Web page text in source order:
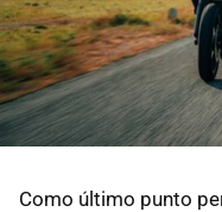
Como último punto